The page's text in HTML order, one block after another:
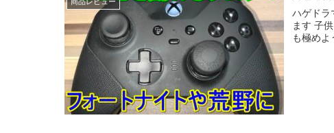
ハゲドラ
ます 子
も極め